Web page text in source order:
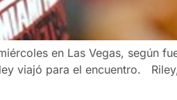
en Las Vegas, según
viajó para el encuentro.